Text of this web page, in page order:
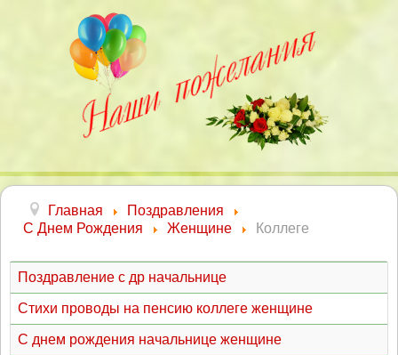
Главная
Поздравления
С Днем Рождения
Женщине Коллеге
Поздравление с др начальнице
Стихи проводы на пенсию коллеге женщине
С днем рождения начальнице женщине